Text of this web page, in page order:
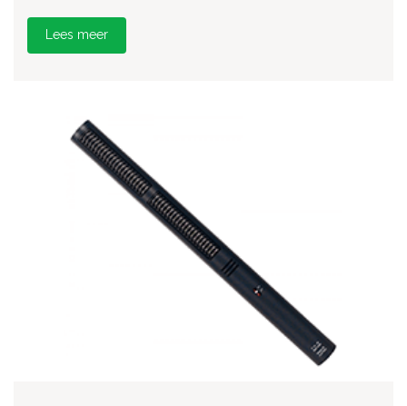
Lees meer